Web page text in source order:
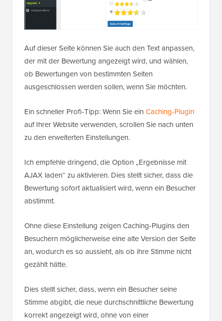
Auf dieser Seite können Sie auch den Text anpassen,
der mit der Bewertung angezeigt wird, und wählen,
ob Bewertungen von bestimmten Seiten
ausgeschlossen werden sollen, wenn Sie möchten.
Ein schneller Profi-Tipp: Wenn Sie ein Caching-Plugin
auf Ihrer Website verwenden, scrollen Sie nach unten
zu den erweiterten Einstellungen.
Ich empfehle dringend, die Option „Ergebnisse mit
AJAX laden“ zu aktivieren. Dies stellt sicher, dass die
Bewertung sofort aktualisiert wird, wenn ein Besucher
abstimmt.
Ohne diese Einstellung zeigen Caching-Plugins den
Besuchern möglicherweise eine alte Version der Seite
an, wodurch es so aussieht, als ob ihre Stimme nicht
gezählt hätte.
Dies stellt sicher, dass, wenn ein Besucher seine
Stimme abgibt, die neue durchschnittliche Bewertung
korrekt angezeigt wird, ohne von einer